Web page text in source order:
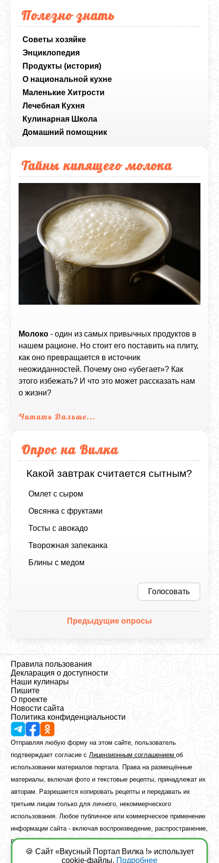
Полезно знать
Советы хозяйке
Энциклопедия
Продукты (история)
О национальной кухне
Маленькие Хитрости
Лечебная Кухня
Кулинарная Школа
Домашний помощник
Тайны кипящего молока
Молоко - один из самых привычных продуктов в
нашем рационе. Но стоит его поставить на плиту,
как оно превращается в источник
неожиданностей. Почему оно «убегает»? Как
этого избежать? И что это может рассказать нам
о жизни?
Читать Дальше...
Опрос на Вилка
Какой завтрак считается сытным?
Омлет с сыром
Овсянка с фруктами
Тосты с авокадо
Творожная запеканка
Блины с медом
Голосовать
Предыдущие опросы
Правила пользования
Декларация о доступности
Наши кулинары
Пишите
О проекте
Новости сайта
Политика конфиденциальности
Отправляя любую форму на этом сайте, пользователь
подтверждает согласие сЛицензионным соглашениемоб
использовании материалов портала. Права на размещённые
материалы, включая фото и текстовые рецепты, принадлежат их
авторам. Разрешается копировать рецепты и передавать их
третьим лицам только для личного, некоммерческого
использования. Любое публичное или коммерческое применение
информации сайта - включая воспроизведение, распространение,
публикацию или обработку - возможно лишь при наличии
предварительного письменного разрешения правообладателя.
🍪 Сайт «Вкусный Портал Вилка !» использует
cookie-файлы. Подробнее